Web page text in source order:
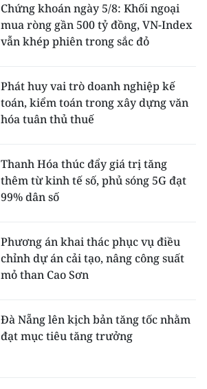
Chứng khoán ngày 5/8: Khối ngoại
mua ròng gần 500 tỷ đồng, VN-Index
vẫn khép phiên trong sắc đỏ
Phát huy vai trò doanh nghiệp kế
toán, kiểm toán trong xây dựng văn
hóa tuân thủ thuế
Thanh Hóa thúc đẩy giá trị tăng
thêm từ kinh tế số, phủ sóng 5G đạt
99% dân số
Phương án khai thác phục vụ điều
chỉnh dự án cải tạo, nâng công suất
mỏ than Cao Sơn
Đà Nẵng lên kịch bản tăng tốc nhằm
đạt mục tiêu tăng trưởng